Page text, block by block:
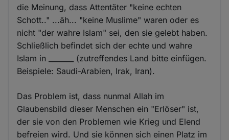
die Meinung, dass Attentäter "keine echten
Schott.." ...äh... "keine Muslime" waren oder es
nicht "der wahre Islam" sei, den sie gelebt haben.
Schließlich befindet sich der echte und wahre
Islam in _______ (zutreffendes Land bitte einfügen.
Beispiele: Saudi-Arabien, Irak, Iran).
Das Problem ist, dass nunmal Allah im
Glaubensbild dieser Menschen ein "Erlöser" ist,
der sie von den Problemen wie Krieg und Elend
befreien wird. Und sie können sich einen Platz im